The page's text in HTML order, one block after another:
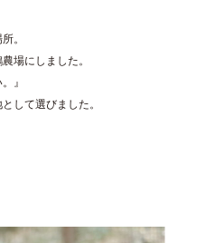
。
場にしました。
』
して選びました。